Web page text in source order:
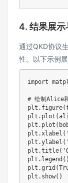
4. 结果展示
通过QKD协议
性。以下示例
import
# 绘制Alice
plt . figure(
plt . plot (
plt . plot (
plt .xlabel (
plt .ylabel (
plt .title(
plt . legend ( )
plt .grid (
plt . show( )